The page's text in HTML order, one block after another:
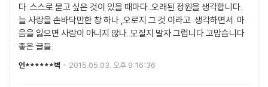
다. 스스로 묻고 싶은 것이 있을 때마다..오래된 정원을 생각합니다.
늘 사랑을 손바닥만한 창 하나 ,오로지 그 것 이라고..생각하면서..마
음을 잃으면 사람이 아니지 않나..모질지 말자.그럽니다.고맙습니다
좋은 글들.
언******벽 2015.05.03. 오후 9:16:36